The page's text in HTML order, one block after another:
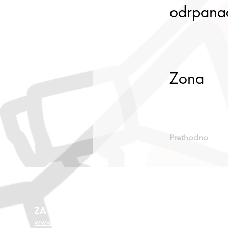
Zona
Prethodno
ZA VIŠE O EU FONDOVIMA
www.esf.hr